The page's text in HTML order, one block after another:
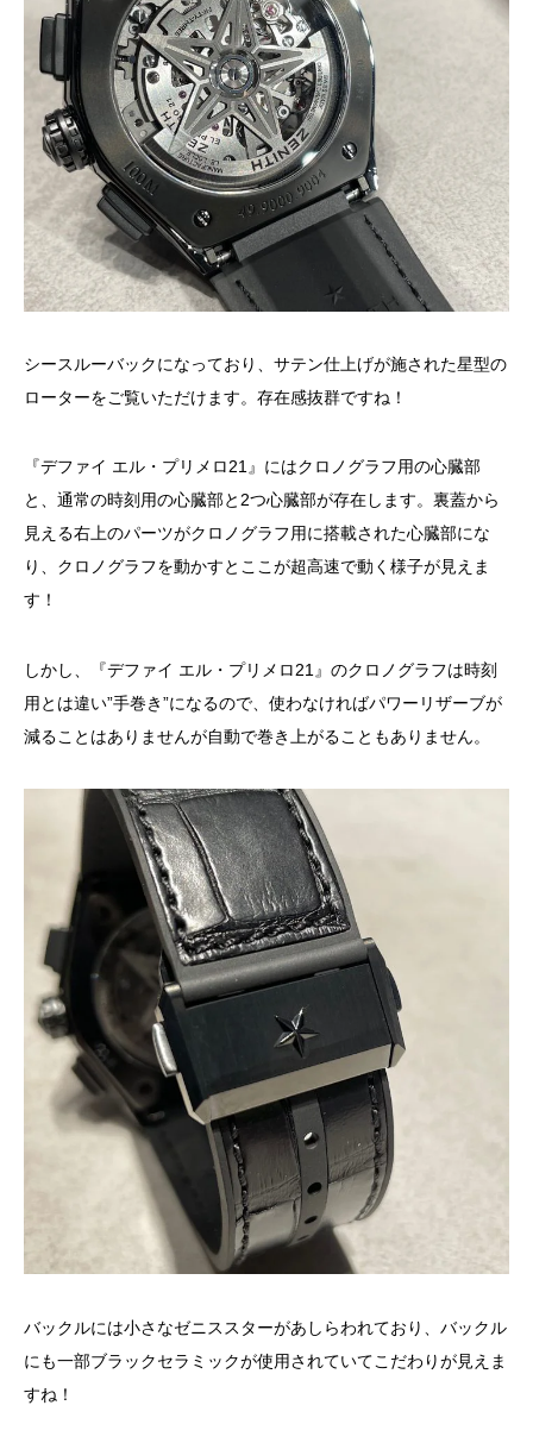
シースルーバックになっており、サテン仕上げが施された星型の
ローターをご覧いただけます。存在感抜群ですね！
『デファイ エル・プリメロ21』にはクロノグラフ用の心臓部
と、通常の時刻用の心臓部と2つ心臓部が存在します。裏蓋から
見える右上のパーツがクロノグラフ用に搭載された心臓部にな
り、クロノグラフを動かすとここが超高速で動く様子が見えま
す！
しかし、『デファイ エル・プリメロ21』のクロノグラフは時刻
用とは違い”手巻き”になるので、使わなければパワーリザーブが
減ることはありませんが自動で巻き上がることもありません。
バックルには小さなゼニススターがあしらわれており、バックル
にも一部ブラックセラミックが使用されていてこだわりが見えま
すね！